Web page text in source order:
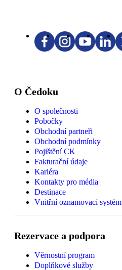
O Čedoku
O společnosti
Pobočky
Obchodní partneři
Obchodní podmínky
Pojištění CK
Fakturační údaje
Kariéra
Kontakty pro média
Destinace
Vnitřní oznamovací systém
Rezervace a podpora
Věrnostní program
Doplňkové služby